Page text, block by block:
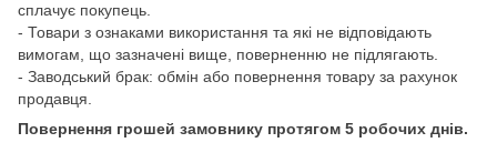
сплачує покупець.
- Товари з ознаками використання та які не відповідають
вимогам, що зазначені вище, поверненню не підлягають.
- Заводський брак: обмін або повернення товару за рахунок
продавця.
Повернення грошей замовнику протягом 5 робочих днів.